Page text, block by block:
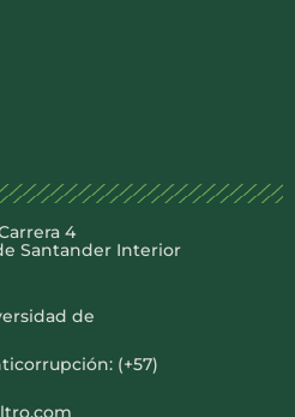
4
Santander Interior
de
(+57)